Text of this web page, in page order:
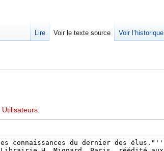
Utilisateurs
Lire Voir le texte source Voir l’historique